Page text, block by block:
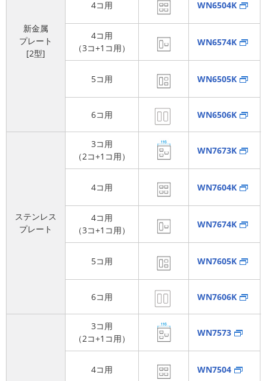
新金属
プレート
[2型]
4コ用 WN6504K
4コ用
（3コ+1コ用）
WN6574K
5コ用 WN6505K
6コ用 WN6506K
ステンレス
プレート
3コ用
（2コ+1コ用）
WN7673K
4コ用 WN7604K
4コ用
（3コ+1コ用）
WN7674K
5コ用 WN7605K
6コ用 WN7606K
3コ用
（2コ+1コ用）
WN7573
4コ用 WN7504